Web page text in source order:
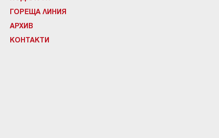
ГОРЕЩА ЛИНИЯ
АРХИВ
КОНТАКТИ